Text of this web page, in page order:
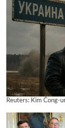
Reuters: Kim Čong-